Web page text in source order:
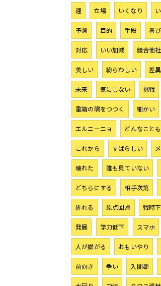
運 立場 いくなり
予測 目的 手段 喜び
対応 いい加減 競合他社
美しい 紛らわしい 差異
未来 気にしない 挑戦
重箱の隅をつつく 細かい
エルニーニョ どんなことも
これから すばらしい
壊れた 誰も見ていない
どちらにする 相手次第
折れる 原点回帰 戦時下
発展 学力低下 スマホ
人が嫌がる おもいやり
前向き 争い 入間郡